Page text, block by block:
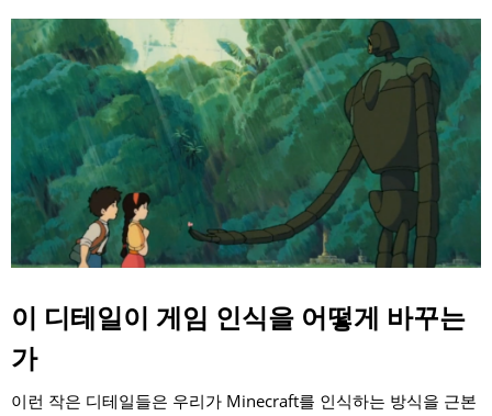
이 디테일이 게임 인식을 어떻게 바꾸는
가
이런 작은 디테일들은 우리가 Minecraft를 인식하는 방식을 근본